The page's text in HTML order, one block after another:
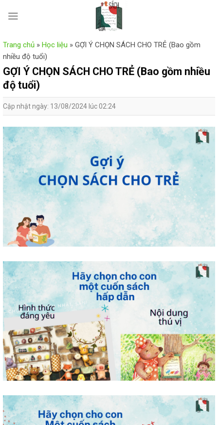
Trang chủ » Học liệu » GỢI Ý CHỌN SÁCH CHO TRẺ (Bao gồm
nhiều độ tuổi)
GỢI Ý CHỌN SÁCH CHO TRẺ (Bao gồm nhiều
độ tuổi)
Cập nhật ngày: 13/08/2024 lúc 02:24